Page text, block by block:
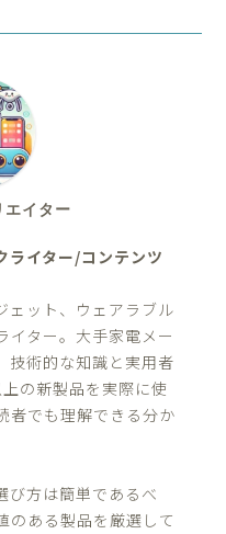
エイター
ライター/コンテンツ
ェット、ウェアラブル
イター。大手家電メー
技術的な知識と実用者
の新製品を実際に使
者でも理解できる分か
び方は簡単であるべ
のある製品を厳選して